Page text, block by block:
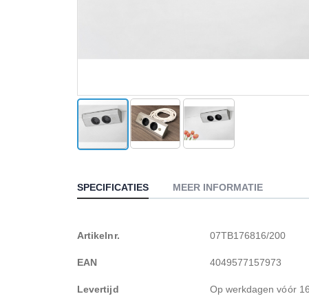
het
begin
afbeeldingen-
SPECIFICATIES
Meer
Artikelnr. 07TB176816/200
EAN 4049577157973
Levertijd Op werkdagen vóór
MEER INFORMATIE